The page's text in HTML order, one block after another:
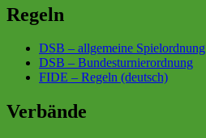
Regeln
DSB – allgemeine Spielordnung
DSB – Bundesturnierordnung
FIDE – Regeln (deutsch)
Verbände